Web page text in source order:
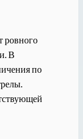
ровного
В
по